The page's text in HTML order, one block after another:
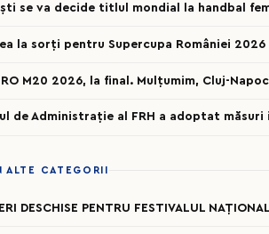
se va decide titlul mondial la handbal
la sorți pentru Supercupa României 2026
M20 2026, la final. Mulțumim, Cluj-
de Administrație al FRH a adoptat
ALTE CATEGORII
DESCHISE PENTRU FESTIVALUL